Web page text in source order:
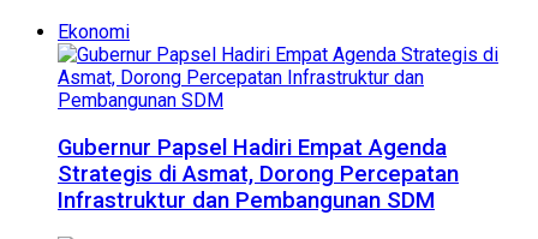
Ekonomi
Gubernur Papsel Hadiri Empat Agenda
Strategis di Asmat, Dorong Percepatan
Infrastruktur dan Pembangunan SDM